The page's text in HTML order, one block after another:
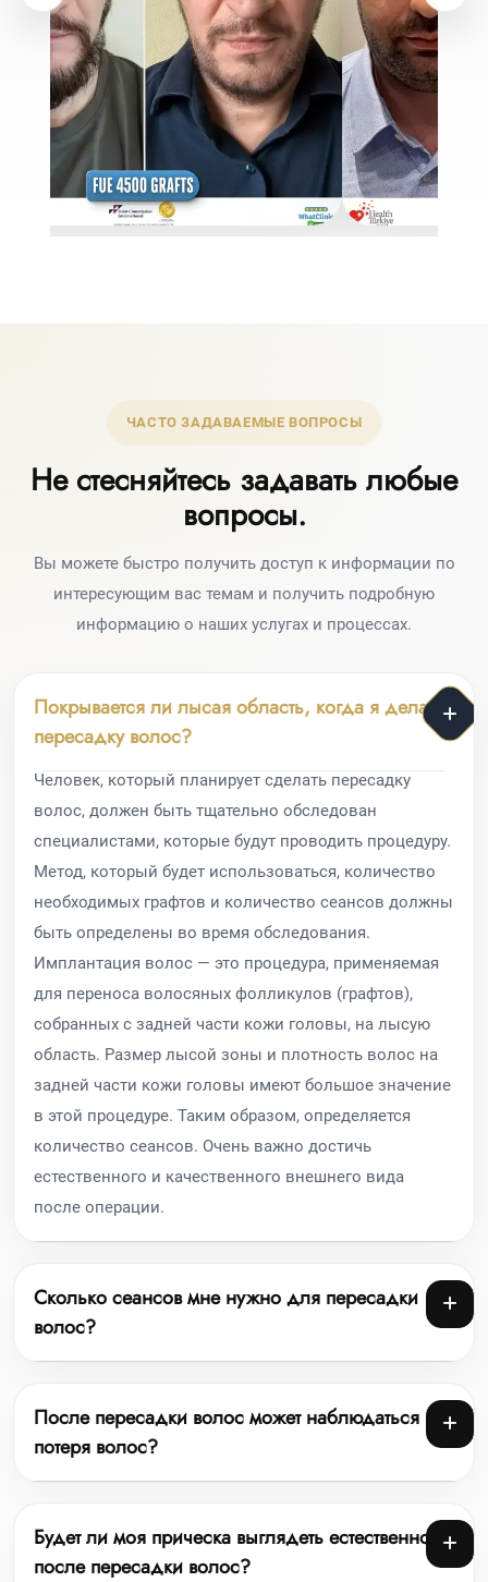
ЧАСТО ЗАДАВАЕМЫЕ ВОПРОСЫ
Не стесняйтесь задавать любые
вопросы.
Вы можете быстро получить доступ к информации по
интересующим вас темам и получить подробную
информацию о наших услугах и процессах.
Покрывается ли лысая область, когда я делаю
пересадку волос?
Человек, который планирует сделать пересадку
волос, должен быть тщательно обследован
специалистами, которые будут проводить процедуру.
Метод, который будет использоваться, количество
необходимых графтов и количество сеансов должны
быть определены во время обследования.
Имплантация волос — это процедура, применяемая
для переноса волосяных фолликулов (графтов),
собранных с задней части кожи головы, на лысую
область. Размер лысой зоны и плотность волос на
задней части кожи головы имеют большое значение
в этой процедуре. Таким образом, определяется
количество сеансов. Очень важно достичь
естественного и качественного внешнего вида
после операции.
Сколько сеансов мне нужно для пересадки
волос?
После пересадки волос может наблюдаться
потеря волос?
Будет ли моя прическа выглядеть естественно
после пересадки волос?